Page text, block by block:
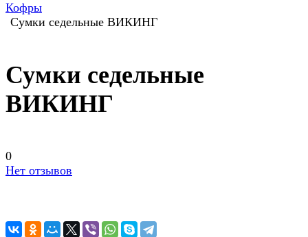
Кофры
Сумки седельные ВИКИНГ
Сумки седельные
ВИКИНГ
0
Нет отзывов